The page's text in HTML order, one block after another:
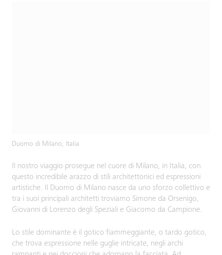
Duomo di Milano, Italia
Il nostro viaggio prosegue nel cuore di Milano, in Italia, con
questo incredibile arazzo di stili architettonici ed espressioni
artistiche. Il Duomo di Milano nasce da uno sforzo collettivo e
tra i suoi principali architetti troviamo Simone da Orsenigo,
Giovanni di Lorenzo degli Speziali e Giacomo da Campione.
Lo stile dominante è il gotico fiammeggiante, o tardo gotico,
che trova espressione nelle guglie intricate, negli archi